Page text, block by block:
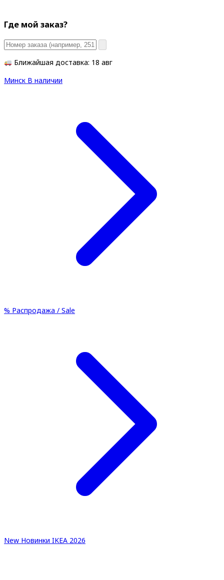
Где мой заказ?
Ближайшая доставка: 18 авг
Минск В наличии
% Распродажа / Sale
New Новинки IKEA 2026